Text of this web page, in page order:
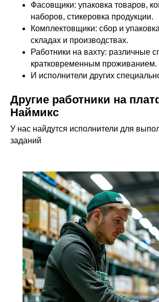
Фасовщики: упаковка товаров,
наборов, стикеровка продукции.
Комплектовщики: сбор и
складах и производствах.
Работники на вахту: различные
кратковременным проживанием.
И исполнители других
Другие работники на
Наймикс
У нас найдутся исполнители для
заданий